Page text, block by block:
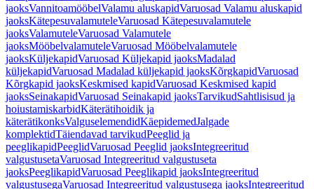
jaoksVannitoamööbelValamu aluskapidVaruosad Valamu aluskapid
jaoksKätepesuvalamuteleVaruosad Kätepesuvalamutele
jaoksValamuteleVaruosad Valamutele
jaoksMööbelvalamuteleVaruosad Mööbelvalamutele
jaoksKüljekapidVaruosad Küljekapid jaoksMadalad
küljekapidVaruosad Madalad küljekapid jaoksKõrgkapidVaruosad
Kõrgkapid jaoksKeskmised kapidVaruosad Keskmised kapid
jaoksSeinakapidVaruosad Seinakapid jaoksTarvikudSahtlisisud ja
hoiustamiskarbidKäterätihoidik ja
käterätikonksValguselemendidKäepidemedJalgade
komplektidTäiendavad tarvikudPeeglid ja
peeglikapidPeeglidVaruosad Peeglid jaoksIntegreeritud
valgustusetaVaruosad Integreeritud valgustuseta
jaoksPeeglikapidVaruosad Peeglikapid jaoksIntegreeritud
valgustusegaVaruosad Integreeritud valgustusega jaoksIntegreeritud